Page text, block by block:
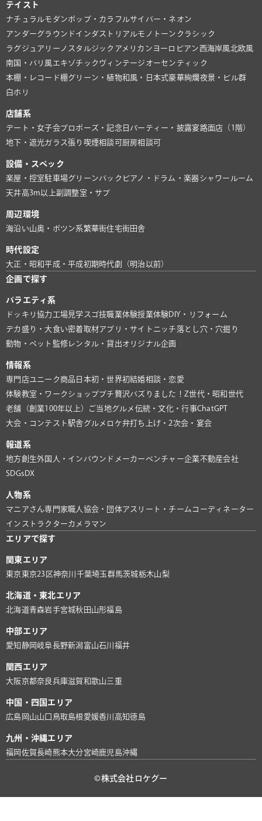
テイスト
ナチュラルモダンポップ・カラフルサイバー・ネオン
アンダーグラウンド インダストリアルモノトーン クラシック
ラグジュアリー ノスタルジック アメリカン ヨーロピアン 西海岸風北欧風
南国・バリ風 エキゾチック ヴィンテージ オーセンティック
本棚・レコード棚グリーン・植物和風・日本式豪華絢爛夜景・ビル群
白ホリ
店舗系
デート・女子会プロポーズ・記念日 パーティー・披露宴路面店（1階）
地下・遮光ガラス張り 喫煙相談可 厨房相談可
設備・スペック
楽屋・控室駐車場グリーンバック ピアノ・ドラム・楽器シャワールーム
天井高3m以上副調整室・サブ
周辺環境
海沿い山奥・ポツン系繁華街住宅街田舎
時代設定
大正・昭和平成・平成初期時代劇（明治以前）
企画で探す
バラエティ系
ドッキリ協力 工場見学 スゴ技職業体験授業体験 DIY・リフォーム
デカ盛り・大食い密着取材アプリ・サイト ニッチ落とし穴・穴掘り
動物・ペット 監修 レンタル・貸出オリジナル企画
情報系
専門店ユニーク商品 日本初・世界初結婚相談・恋愛
体験教室・ワークショッププチ贅沢バズりました！ Z世代・昭和世代
老舗（創業100年以上）
ご当地グルメ 伝統・文化・行事ChatGPT
大会・コンテスト 駅舎グルメ ロケ弁打ち上げ・2次会・宴会
報道系
地方創生外国人・インバウンド メーカー ベンチャー企業不動産会社
SDGs DX
人物系
マニアさん専門家 職人 協会・団体アスリート・チーム コーディネーター
インストラクターカメラマン
エリアで探す
関東エリア
東京 東京23区神奈川 千葉埼玉群馬茨城栃木山梨
北海道・東北エリア
北海道青森岩手宮城秋田 山形福島
中部エリア
愛知 静岡 岐阜長野新潟富山石川 福井
関西エリア
大阪京都奈良兵庫滋賀和歌山 三重
中国・四国エリア
広島 岡山山口 鳥取島根 愛媛香川 高知徳島
九州・沖縄エリア
福岡 佐賀長崎熊本大分宮崎鹿児島沖縄
©株式会社ロケグー